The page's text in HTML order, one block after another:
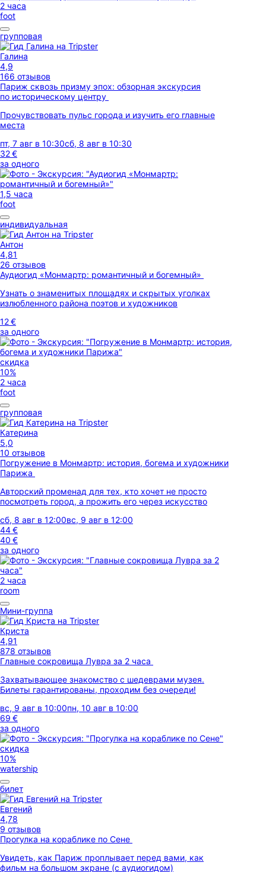
2 часа
foot
групповая
Галина
4,9
166 отзывов
Париж сквозь призму эпох: обзорная экскурсия
по историческому центру
Прочувствовать пульс города и изучить его главные
места
пт, 7 авг в 10:30сб, 8 авг в 10:30
32 €
за одного
1,5 часа
foot
индивидуальная
Антон
4,81
26 отзывов
Аудиогид «Монмартр: романтичный и богемный»
Узнать о знаменитых площадях и скрытых уголках
излюбленного района поэтов и художников
12 €
за одного
скидка
10%
2 часа
foot
групповая
Катерина
5,0
10 отзывов
Погружение в Монмартр: история, богема и художники
Парижа
Авторский променад для тех, кто хочет не просто
посмотреть город, а прожить его через искусство
сб, 8 авг в 12:00вс, 9 авг в 12:00
44 €
40 €
за одного
2 часа
room
Мини-группа
Криста
4,91
878 отзывов
Главные сокровища Лувра за 2 часа
Захватывающее знакомство с шедеврами музея.
Билеты гарантированы, проходим без очереди!
вс, 9 авг в 10:00пн, 10 авг в 10:00
69 €
за одного
скидка
10%
watership
билет
Евгений
4,78
9 отзывов
Прогулка на кораблике по Сене
Увидеть, как Париж проплывает перед вами, как
фильм на большом экране (с аудиогидом)